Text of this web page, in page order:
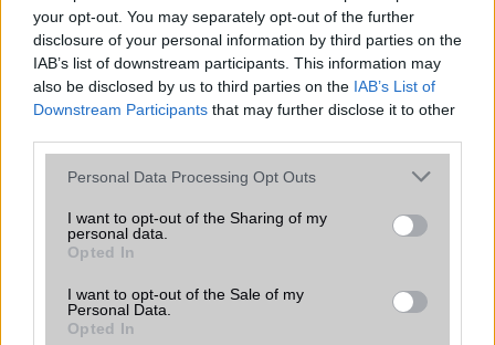
your opt-out. You may separately opt-out of the further
disclosure of your personal information by third parties on the
IAB’s list of downstream participants. This information may
also be disclosed by us to third parties on the IAB’s List of
Downstream Participants that may further disclose it to other
Please note that this website/app uses one or more Google
not limited to your visit or usage behaviour. You may click to
grant or deny consent to Google and its third-party tags to
use your data for below specified purposes in below Google
consent section.
Personal Data Processing Opt Outs
I want to opt-out of the Sharing of my
personal data.
Opted In
I want to opt-out of the Sale of my
Personal Data.
Opted In
Ez nem semmi! Xperia rajongói reklám-videó
Mennyire vízálló a Sony Xperia go?
Sony Xperia go: túléli a téli vakációt?
Sony Xperia Z és Xperia ZL: 5 col, csúcs
Sony Xperia ZR: 4.6 col, 720p, vízálló
Garanciában cserélik a törött Sony kijelzőket
Újabb vízálló telefon a Sony-tól
Sony: Made for Bond (film részlettel)